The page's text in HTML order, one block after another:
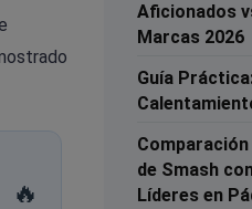
🔥
Aficionados
Marcas 2026
Guía
de Smash
Líderes en